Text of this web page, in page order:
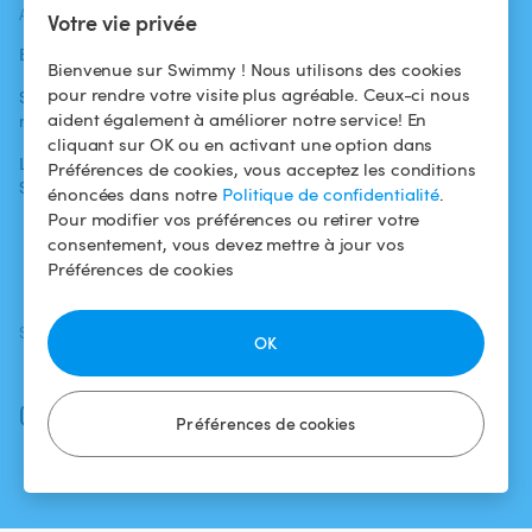
Votre vie privée
Bienvenue sur Swimmy ! Nous utilisons des cookies
pour rendre votre visite plus agréable. Ceux-ci nous
aident également à améliorer notre service! En
cliquant sur OK ou en activant une option dans
Préférences de cookies, vous acceptez les conditions
énoncées dans notre Politique de confidentialité.
Pour modifier vos préférences ou retirer votre
consentement, vous devez mettre à jour vos
Préférences de cookies
Préférences de cookies
OK
ACTUALITÉS
Blog
Swimmy dans les
médias
L'aventure
Swimmy
baigneurs
Pour les
propriétaires
Louer ma piscine
Comment ça
marche ?
Conditions
d'utilisation
Politique de
confidentialité
Mentions légales
SUIVEZ-NOUS
Facebook
Instagram